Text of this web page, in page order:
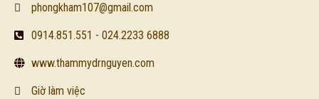
phongkham107@gmail.com
0914.851.551 - 024.2233 6888
www.thammydrnguyen.com
Giờ làm việc